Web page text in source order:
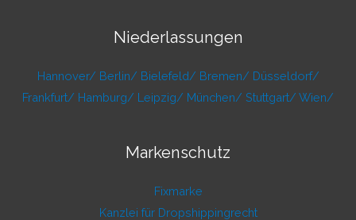
Niederlassungen
Hannover/ Berlin/ Bielefeld/ Bremen/ Düsseldorf/
Frankfurt/ Hamburg/ Leipzig/ München/ Stuttgart/ Wien/
Markenschutz
Fixmarke
Kanzlei für Dropshippingrecht